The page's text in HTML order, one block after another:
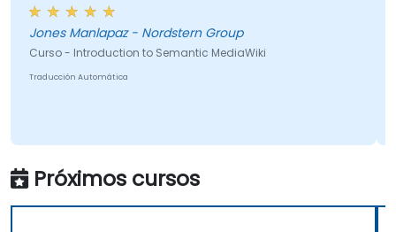
Jones Manlapaz - Nordstern Group
Curso - Introduction to Semantic MediaWiki
Traducción Automática
Próximos cursos